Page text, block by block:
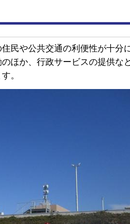
民や公共交通の利便性が十分
ほか、行政サービスの提供な
。